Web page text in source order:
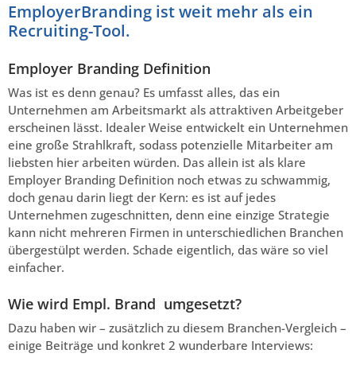
EmployerBranding ist weit mehr als ein
Recruiting-Tool.
Employer Branding Definition
Was ist es denn genau? Es umfasst alles, das ein
Unternehmen am Arbeitsmarkt als attraktiven Arbeitgeber
erscheinen lässt. Idealer Weise entwickelt ein Unternehmen
eine große Strahlkraft, sodass potenzielle Mitarbeiter am
liebsten hier arbeiten würden. Das allein ist als klare
Employer Branding Definition noch etwas zu schwammig,
doch genau darin liegt der Kern: es ist auf jedes
Unternehmen zugeschnitten, denn eine einzige Strategie
kann nicht mehreren Firmen in unterschiedlichen Branchen
übergestülpt werden. Schade eigentlich, das wäre so viel
einfacher.
Wie wird Empl. Brand umgesetzt?
Dazu haben wir – zusätzlich zu diesem Branchen-Vergleich –
einige Beiträge und konkret 2 wunderbare Interviews: